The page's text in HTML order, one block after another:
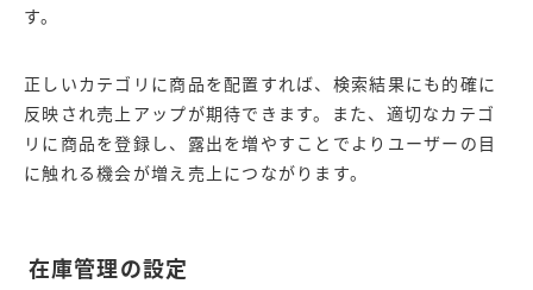
す。
正しいカテゴリに商品を配置すれば、検索結果にも的確に
反映され売上アップが期待できます。また、適切なカテゴ
リに商品を登録し、露出を増やすことでよりユーザーの目
に触れる機会が増え売上につながります。
在庫管理の設定